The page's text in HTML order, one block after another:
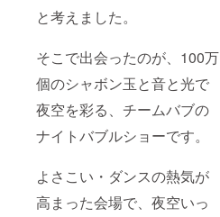
と考えました。
そこで出会ったのが、100万
個のシャボン玉と音と光で
夜空を彩る、チームバブの
ナイトバブルショーです。
よさこい・ダンスの熱気が
高まった会場で、夜空いっ